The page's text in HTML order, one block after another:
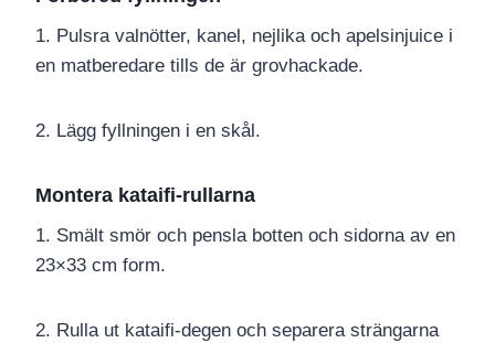
1. Pulsra valnötter, kanel, nejlika och apelsinjuice i
en matberedare tills de är grovhackade.
2. Lägg fyllningen i en skål.
Montera kataifi-rullarna
1. Smält smör och pensla botten och sidorna av en
23×33 cm form.
2. Rulla ut kataifi-degen och separera strängarna